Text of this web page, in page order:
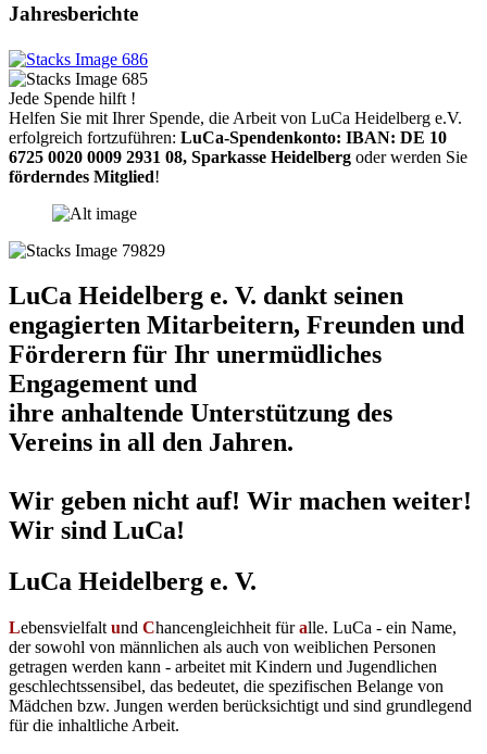
Jahresberichte
Jede Spende hilft !
Helfen Sie mit Ihrer Spende, die Arbeit von LuCa Heidelberg e.V.
erfolgreich fortzuführen: LuCa-Spendenkonto: IBAN: DE 10
6725 0020 0009 2931 08, Sparkasse Heidelberg oder werden Sie
förderndes Mitglied!
LuCa Heidelberg e. V. dankt seinen
engagierten Mitarbeitern, Freunden und
Förderern für Ihr unermüdliches
Engagement und
ihre anhaltende Unterstützung des
Vereins in all den Jahren.
Wir geben nicht auf! Wir machen weiter!
Wir sind LuCa!
LuCa Heidelberg e. V.
Lebensvielfalt und Chancengleichheit füralle. LuCa - ein Name,
der sowohl von männlichen als auch von weiblichen Personen
getragen werden kann - arbeitet mit Kindern und Jugendlichen
geschlechtssensibel, das bedeutet, die spezifischen Belange von
Mädchen bzw. Jungen werden berücksichtigt und sind grundlegend
für die inhaltliche Arbeit.